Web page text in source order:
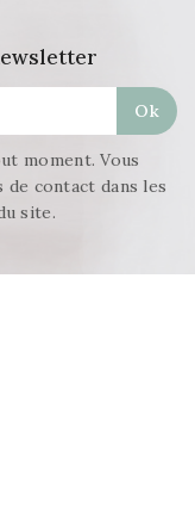
moment. Vous
contact dans les
site.